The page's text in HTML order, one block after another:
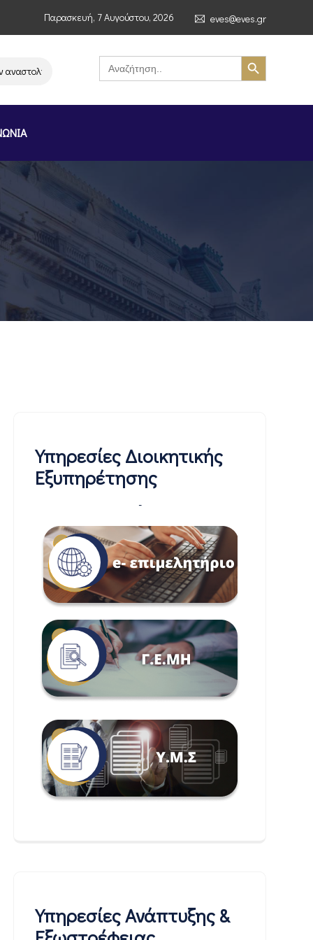
Παρασκευή, 7 Αυγούστου, 2026 eves@eves.gr
λειτουργίας της αλυσίδας σούπερ μάρκετ MERE στην Ελλάδα –
Search
for:
Search Button
Υπηρεσίες Διοικητικής
Εξυπηρέτησης
-
Υπηρεσίες Ανάπτυξης &